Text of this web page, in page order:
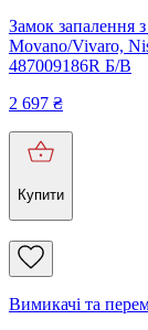
Замок запалення
Movano/Vivaro,
487009186R Б/В
2 697 ₴
Купити
Вимикачі та